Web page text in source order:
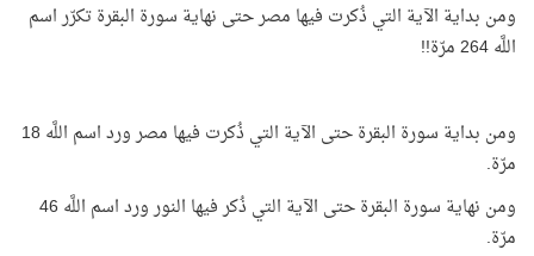
ومن بداية الآية التي ذُكرت فيها مصر حتى نهاية سورة البقرة تكرّر اسم
اللَّه 264 مرّة!!
ومن بداية سورة البقرة حتى الآية التي ذُكرت فيها مصر ورد اسم اللَّه 18
مرّة.
ومن نهاية سورة البقرة حتى الآية التي ذُكر فيها النور ورد اسم اللَّه 46
مرّة.